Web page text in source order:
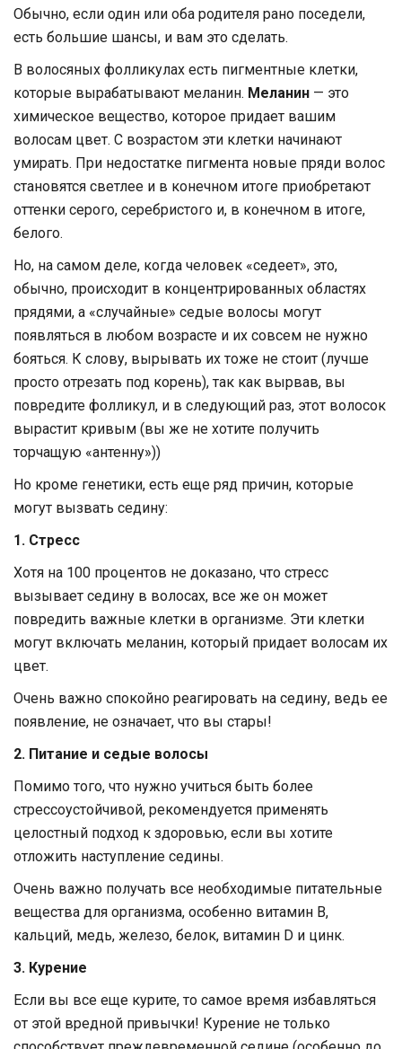
Обычно, если один или оба родителя рано поседели,
есть большие шансы, и вам это сделать.
В волосяных фолликулах есть пигментные клетки,
которые вырабатывают меланин. Меланин — это
химическое вещество, которое придает вашим
волосам цвет. С возрастом эти клетки начинают
умирать. При недостатке пигмента новые пряди волос
становятся светлее и в конечном итоге приобретают
оттенки серого, серебристого и, в конечном в итоге,
белого.
Но, на самом деле, когда человек «седеет», это,
обычно, происходит в концентрированных областях
прядями, а «случайные» седые волосы могут
появляться в любом возрасте и их совсем не нужно
бояться. К слову, вырывать их тоже не стоит (лучше
просто отрезать под корень), так как вырвав, вы
повредите фолликул, и в следующий раз, этот волосок
вырастит кривым (вы же не хотите получить
торчащую «антенну»))
Но кроме генетики, есть еще ряд причин, которые
могут вызвать седину:
1. Стресс
Хотя на 100 процентов не доказано, что стресс
вызывает седину в волосах, все же он может
повредить важные клетки в организме. Эти клетки
могут включать меланин, который придает волосам их
цвет.
Очень важно спокойно реагировать на седину, ведь ее
появление, не означает, что вы стары!
2. Питание и седые волосы
Помимо того, что нужно учиться быть более
стрессоустойчивой, рекомендуется применять
целостный подход к здоровью, если вы хотите
отложить наступление седины.
Очень важно получать все необходимые питательные
вещества для организма, особенно витамин В,
кальций, медь, железо, белок, витамин D и цинк.
3. Курение
Если вы все еще курите, то самое время избавляться
от этой вредной привычки! Курение не только